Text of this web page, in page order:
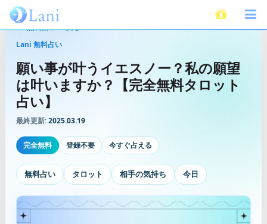
Lani 無料占い
願い事が叶うイエスノー？私の願望
は叶いますか？【完全無料タロット
占い】
最終更新:2025.03.19
完全無料 登録不要 今すぐ占える
無料占い タロット 相手の気持ち 今日